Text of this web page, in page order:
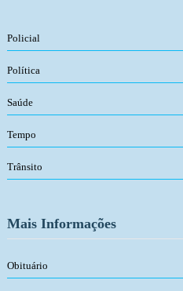
Policial
Política
Saúde
Tempo
Trânsito
Mais Informações
Obituário